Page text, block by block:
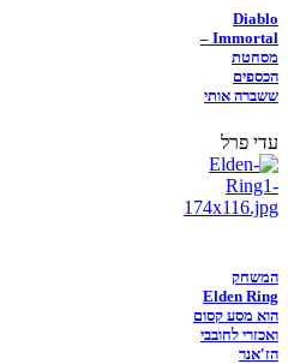
Diablo
Immortal –
מסחטת
הכספים
ששברה אותי
עדי פרל
המשחק
Elden Ring
הוא מסע קסום
ואכזרי לחובבי
הז'אנר